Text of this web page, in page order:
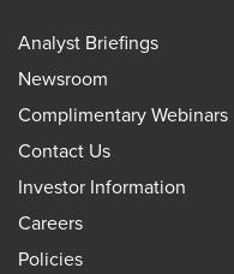
Analyst Briefings
Newsroom
Complimentary Webinars
Contact Us
Investor Information
Careers
Policies